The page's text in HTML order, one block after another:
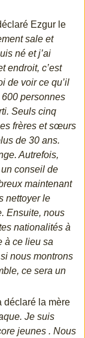
Ezgur le
sale et
né et j’ai
endroit, c’est
de voir ce qu’il
personnes
Seuls cinq
frères et sœurs
de 30 ans.
Autrefois,
conseil de
maintenant
nettoyer le
Ensuite, nous
nationalités à
à ce lieu sa
nous montrons
ce sera un
déclaré la mère
Je suis
jeunes . Nous